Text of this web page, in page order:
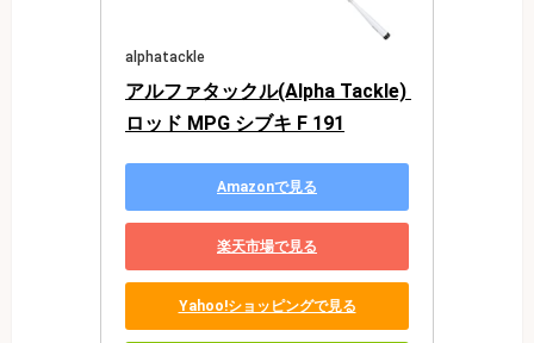
alphatackle
アルファタックル(Alpha Tackle)
ロッド MPG シブキ F 191
Amazonで見る
楽天市場で見る
Yahoo!ショッピングで見る